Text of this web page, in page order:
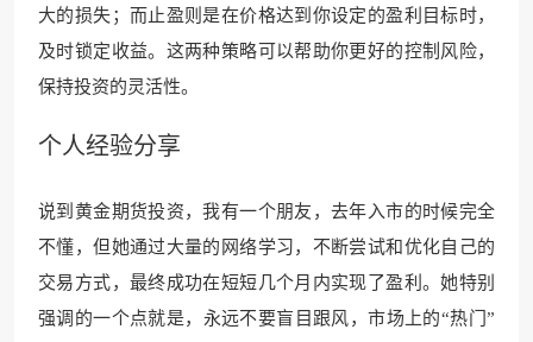
大的损失；而止盈则是在价格达到你设定的盈利目标时，
及时锁定收益。这两种策略可以帮助你更好的控制风险，
保持投资的灵活性。
个人经验分享
说到黄金期货投资，我有一个朋友，去年入市的时候完全
不懂，但她通过大量的网络学习，不断尝试和优化自己的
交易方式，最终成功在短短几个月内实现了盈利。她特别
强调的一个点就是，永远不要盲目跟风，市场上的“热门”